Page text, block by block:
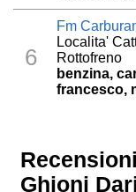
6
Fm
Localita'
Rottofreno
benzina,
francesco,
Ghioni